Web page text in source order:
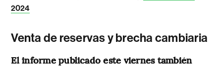
2024
Venta de reservas y brecha cambiaria
El informe publicado este viernes también